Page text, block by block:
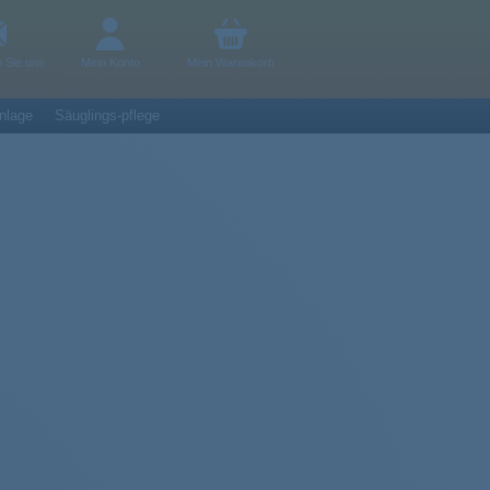
Sie uns Mein Konto Mein Warenkorb
Säuglings-pflege